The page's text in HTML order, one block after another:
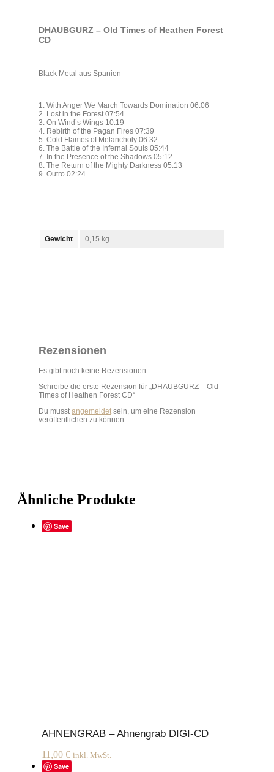
DHAUBGURZ – Old Times of Heathen Forest
CD
Black Metal aus Spanien
1. With Anger We March Towards Domination 06:06
2. Lost in the Forest 07:54
3. On Wind’s Wings 10:19
4. Rebirth of the Pagan Fires 07:39
5. Cold Flames of Melancholy 06:32
6. The Battle of the Infernal Souls 05:44
7. In the Presence of the Shadows 05:12
8. The Return of the Mighty Darkness 05:13
9. Outro 02:24
Gewicht 0,15 kg
Rezensionen
Es gibt noch keine Rezensionen.
Schreibe die erste Rezension für „DHAUBGURZ – Old
Times of Heathen Forest CD“
Du musstangemeldetsein, um eine Rezension
veröffentlichen zu können.
Ähnliche Produkte
Save
AHNENGRAB – Ahnengrab DIGI-CD
11,00 € inkl. MwSt.
Save